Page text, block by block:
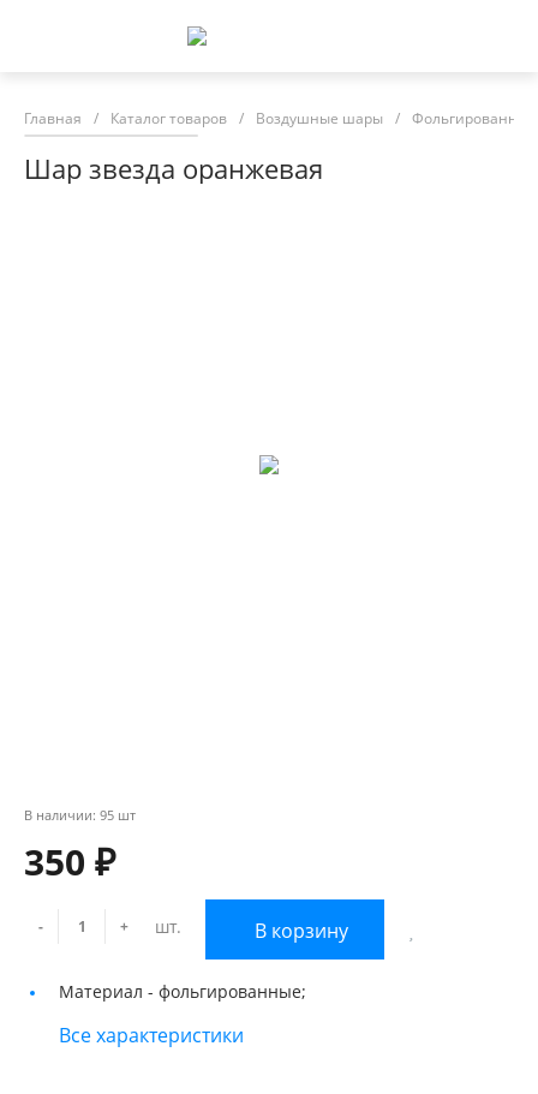
Главная / Каталог товаров / Воздушные шары /
Шар звезда оранжевая
В наличии: 95 шт
350 ₽
- + шт. В корзину
Материал - фольгированные;
Все характеристики